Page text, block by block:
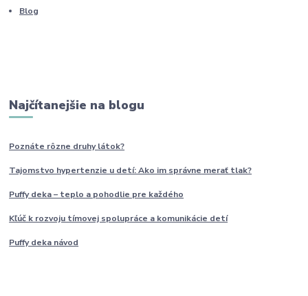
Blog
Najčítanejšie na blogu
Poznáte rôzne druhylátok?
Tajomstvo hypertenzie u detí: Ako im správne merať tlak?
Puffy deka – teplo a pohodlie pre každého
Kľúč k rozvoju tímovej spolupráce a komunikácie detí
Puffy deka návod